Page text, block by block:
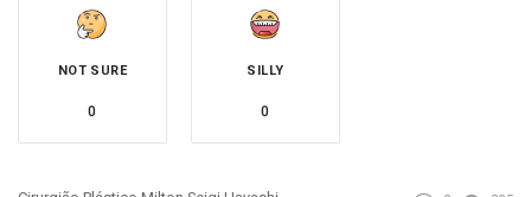
NOT SURE
0
SILLY
0